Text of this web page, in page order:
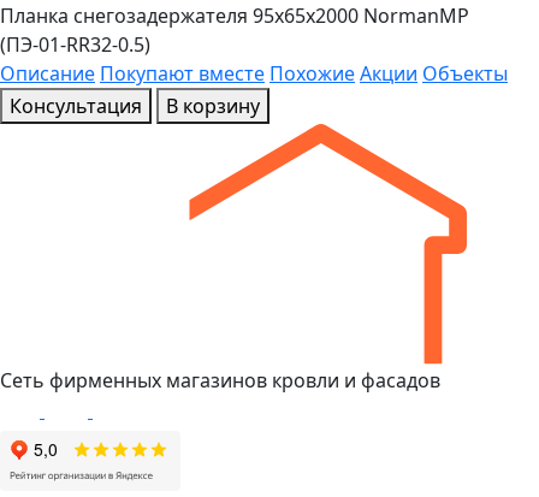
Планка снегозадержателя 95х65х2000 NormanMP
(ПЭ-01-RR32-0.5)
Описание Покупают вместе ПохожиеАкции Объекты
Консультация
В корзину
Сеть фирменных магазинов кровли и фасадов